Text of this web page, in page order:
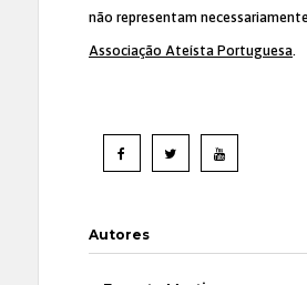
não representam
Associação Ateísta Portuguesa.
Autores